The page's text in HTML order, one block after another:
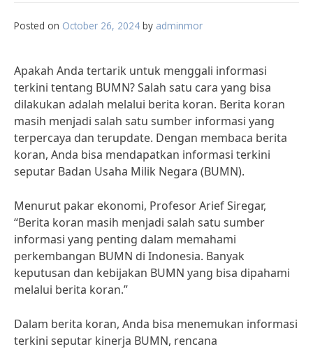
Posted on October 26, 2024 by adminmor
Apakah Anda tertarik untuk menggali informasi
terkini tentang BUMN? Salah satu cara yang bisa
dilakukan adalah melalui berita koran. Berita koran
masih menjadi salah satu sumber informasi yang
terpercaya dan terupdate. Dengan membaca berita
koran, Anda bisa mendapatkan informasi terkini
seputar Badan Usaha Milik Negara (BUMN).
Menurut pakar ekonomi, Profesor Arief Siregar,
“Berita koran masih menjadi salah satu sumber
informasi yang penting dalam memahami
perkembangan BUMN di Indonesia. Banyak
keputusan dan kebijakan BUMN yang bisa dipahami
melalui berita koran.”
Dalam berita koran, Anda bisa menemukan informasi
terkini seputar kinerja BUMN, rencana